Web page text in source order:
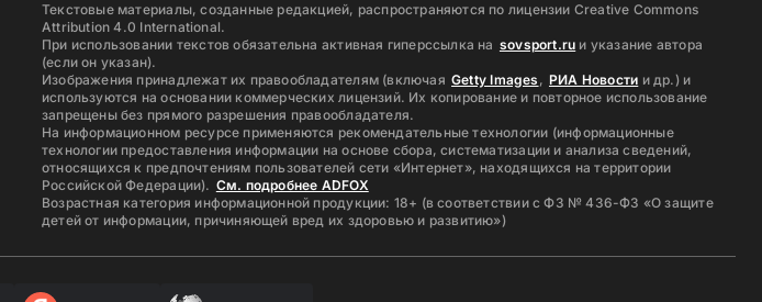
Текстовые материалы, созданные редакцией, распространяются по лицензии Creative Commons
Attribution 4.0 International.
При использовании текстов обязательна активная гиперссылка на sovsport.ru и указание автора
(если он указан).
Изображения принадлежат их правообладателям (включая Getty Images , РИА Новости и др.) и
используются на основании коммерческих лицензий. Их копирование и повторное использование
запрещены без прямого разрешения правообладателя.
На информационном ресурсе применяются рекомендательные технологии (информационные
технологии предоставления информации на основе сбора, систематизации и анализа сведений,
относящихся к предпочтениям пользователей сети «Интернет», находящихся на территории
Российской Федерации). См. подробнее ADFOX
Возрастная категория информационной продукции: 18+ (в соответствии с ФЗ № 436-ФЗ «О защите
детей от информации, причиняющей вред их здоровью и развитию»)